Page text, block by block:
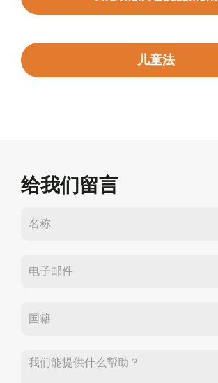
儿童法
给我们留言
联
我